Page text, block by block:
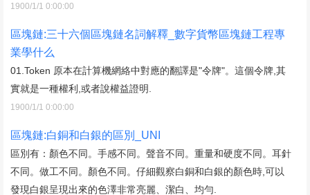
1900/1/1 0:00:00
區塊鏈:三十六個區塊鏈名詞解釋_數字貨幣區塊鏈工程專
業學什么
01.Token 原本在計算機網絡中對應的翻譯是"令牌"。這個令牌,其
實就是一種權利,或者說權益證明.
1900/1/1 0:00:00
區塊鏈:白銅和白銀的區別_UNI
區別有：顏色不同。手感不同。聲音不同。重量和硬度不同。耳針
不同。做工不同。顏色不同。仔細觀察白銅和白銀的顏色時,可以
發現白銀呈現出來的色澤非常亮麗、潔白、均勻.